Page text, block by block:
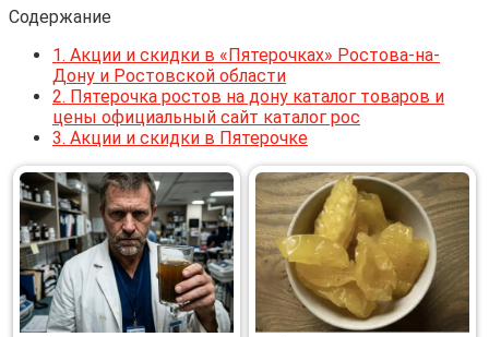
Содержание
1. Акции и скидки в «Пятерочках» Ростова-на-
Дону и Ростовской области
2. Пятерочка ростов на дону каталог товаров и
цены официальный сайт каталог рос
3. Акции и скидки в Пятерочке